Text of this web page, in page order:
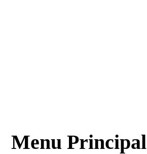
Menu Principal